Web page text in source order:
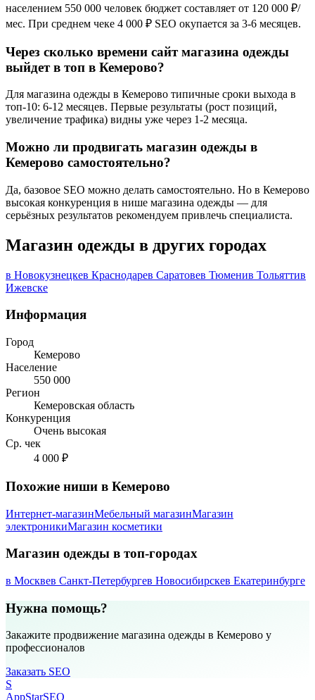
населением 550 000 человек бюджет составляет от 120 000 ₽/
мес. При среднем чеке 4 000 ₽ SEO окупается за 3-6 месяцев.
Через сколько времени сайт магазина одежды
выйдет в топ в Кемерово?
Для магазина одежды в Кемерово типичные сроки выхода в
топ-10: 6-12 месяцев. Первые результаты (рост позиций,
увеличение трафика) видны уже через 1-2 месяца.
Можно ли продвигать магазин одежды в
Кемерово самостоятельно?
Да, базовое SEO можно делать самостоятельно. Но в Кемерово
высокая конкуренция в нише магазина одежды — для
серьёзных результатов рекомендуем привлечь специалиста.
Магазин одежды в других городах
в Новокузнецкев Краснодарев Саратовев Тюменив Тольяттив
Ижевске
Информация
Город
Кемерово
Население
550 000
Регион
Кемеровская область
Конкуренция
Очень высокая
Ср. чек
4 000 ₽
Похожие ниши в Кемерово
Интернет-магазинМебельный магазинМагазин
электроникиМагазин косметики
Магазин одежды в топ-городах
в Москвев Санкт-Петербургев Новосибирскев Екатеринбурге
Нужна помощь?
Закажите продвижение магазина одежды в Кемерово у
профессионалов
Заказать SEO
S
AppStarSEO